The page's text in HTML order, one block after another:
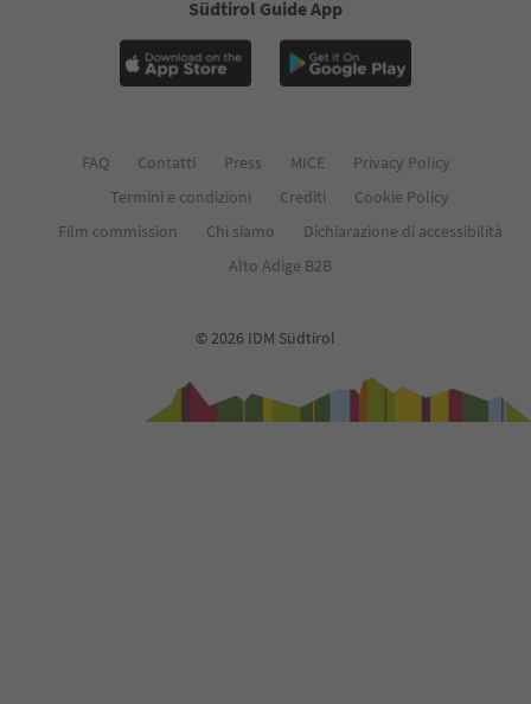
Südtirol Guide App
FAQ Contatti Press MICE
Privacy Policy
Termini e condizioni
Crediti
Cookie Policy
Film commission
Chi siamo
Dichiarazione di accessibilità
Alto Adige B2B
© 2026 IDM Südtirol